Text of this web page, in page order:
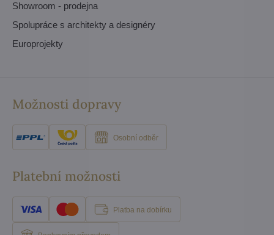
Showroom - prodejna
Spolupráce s architekty a designéry
Europrojekty
Možnosti dopravy
Osobní odběr
Platební možnosti
Platba na dobírku